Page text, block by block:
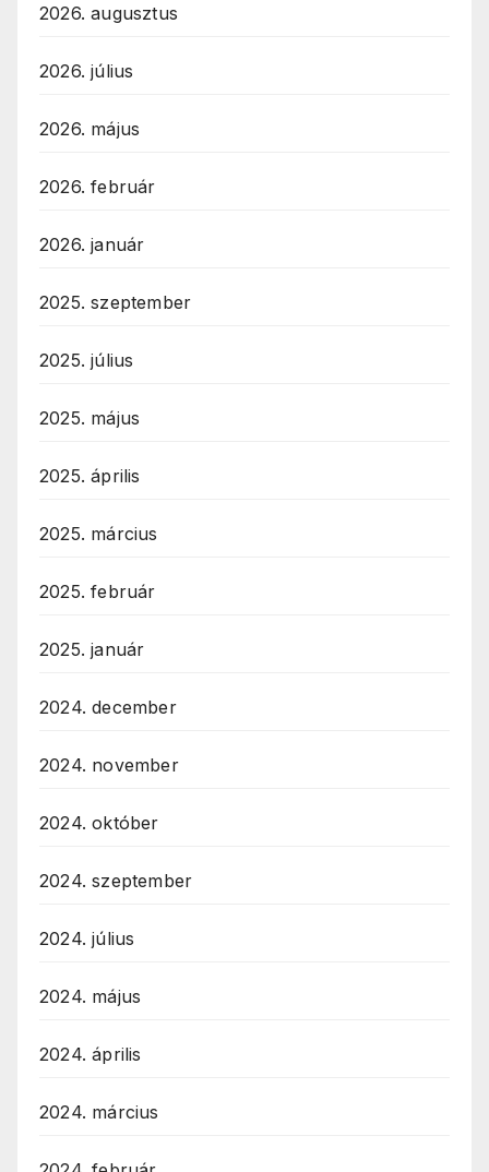
2026. augusztus
2026. július
2026. május
2026. február
2026. január
2025. szeptember
2025. július
2025. május
2025. április
2025. március
2025. február
2025. január
2024. december
2024. november
2024. október
2024. szeptember
2024. július
2024. május
2024. április
2024. március